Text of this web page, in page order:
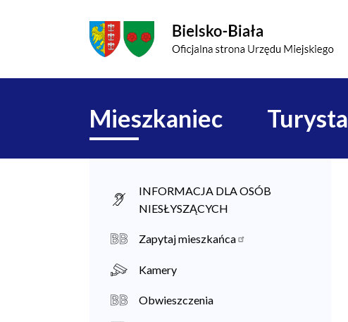
Główna
nawigacja
Mieszkaniec Turysta
M
e
s
k
INFORMACJA DLA OSÓB
NIESŁYSZĄCYCH
Zapytaj mieszkańca
Kamery
Obwieszczenia